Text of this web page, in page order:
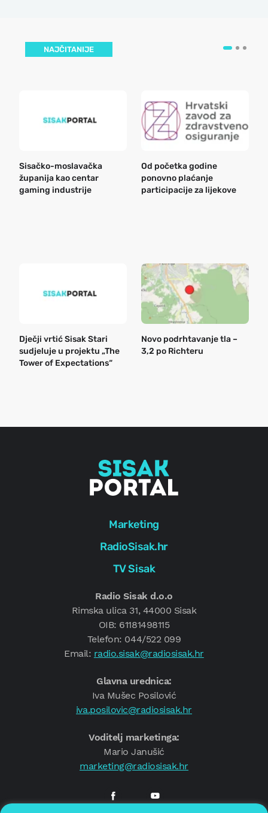
NAJČITANIJE
Sisačko-moslavačka
županija kao centar
gaming industrije
Od početka godine
ponovno plaćanje
participacije za lijekove
Dječji vrtić Sisak Stari
sudjeluje u projektu „The
Tower of Expectations“
Novo podrhtavanje tla –
3,2 po Richteru
Marketing
RadioSisak.hr
TV Sisak
Radio Sisak d.o.o
Rimska ulica 31, 44000 Sisak
OIB: 61181498115
Telefon: 044/522 099
Email: radio.sisak@radiosisak.hr
Glavna urednica:
Iva Mušec Posilović
iva.posilovic@radiosisak.hr
Voditelj marketinga:
Mario Janušić
marketing@radiosisak.hr